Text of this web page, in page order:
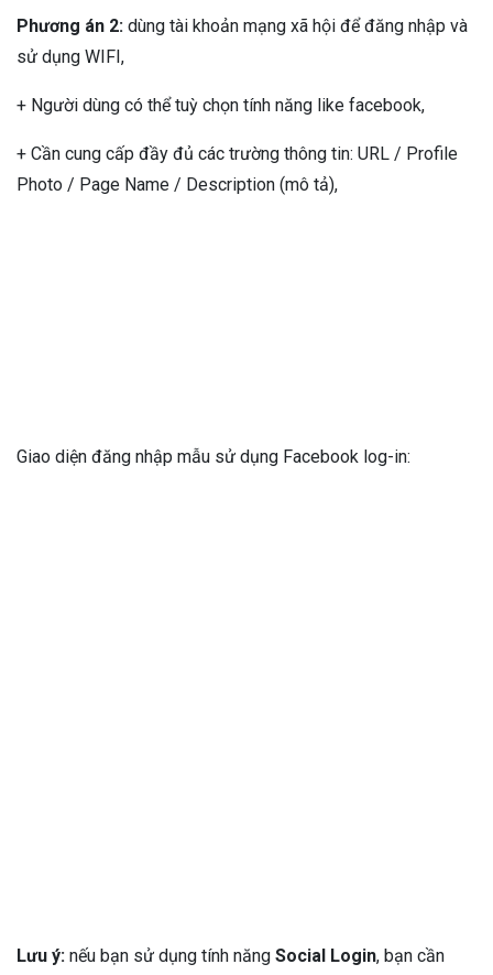
Phương án 2: dùng tài khoản mạng xã hội để đăng nhập và
sử dụng WIFI,
+ Người dùng có thể tuỳ chọn tính năng like facebook,
+ Cần cung cấp đầy đủ các trường thông tin: URL / Profile
Photo / Page Name / Description (mô tả),
Giao diện đăng nhập mẫu sử dụng Facebook log-in:
Lưu ý: nếu bạn sử dụng tính năng Social Login, bạn cần